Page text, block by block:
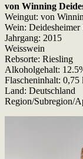
von Winning
Weingut: von
Wein: Deidesheimer
Jahrgang: 2015
Weisswein
Rebsorte: Riesling
Alkoholgehalt:
Flascheninhalt: 0,75 l
Land: Deutschland
Region/Subregion/